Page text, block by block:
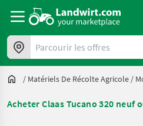
Parcourir les offres
/ Matériels De Récolte Agricole /
Acheter Claas Tucano 320 neuf